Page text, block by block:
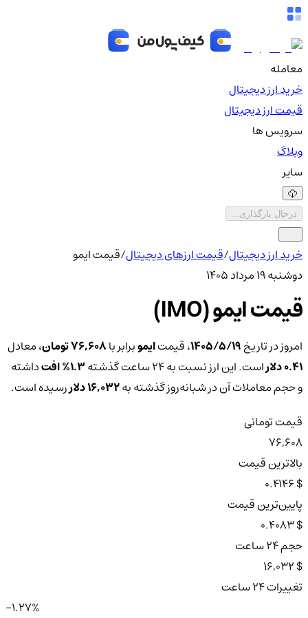
معامله
خرید ارز دیجیتال
قیمت ارز دیجیتال
سرویس ها
وبلاگ
سایر
درحال بارگذاری...
خرید ارز دیجیتال/قیمت ارزهای دیجیتال/قیمت ایمو
دوشنبه ۱۹ مرداد ۱۴۰۵
قیمت ایمو (IMO)
امروز در تاریخ۱۴۰۵/۵/۱۹، قیمتایموبرابر با76,608 تومان
، معادل
0.41 دلار
است. این ارز نسبت به ۲۴ ساعت گذشته 1.3% افتداشته
و حجم معاملات آن در شبانه‌روز گذشته به16,032 دلار
رسیده است.
قیمت تومانی
76,608
بالاترین قیمت
$ 0.4146
پایین‌ترین قیمت
$ 0.4083
حجم ۲۴ ساعت
$ 16,032
تغییرات ۲۴ ساعت
-1.27%